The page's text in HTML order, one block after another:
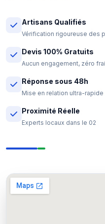
Artisans Qualifiés
Vérification rigoureuse des
Devis 100% Gratuits
Aucun engagement, zéro
Réponse sous 48h
Mise en relation ultra-rapide
Proximité Réelle
Experts locaux dans le 02